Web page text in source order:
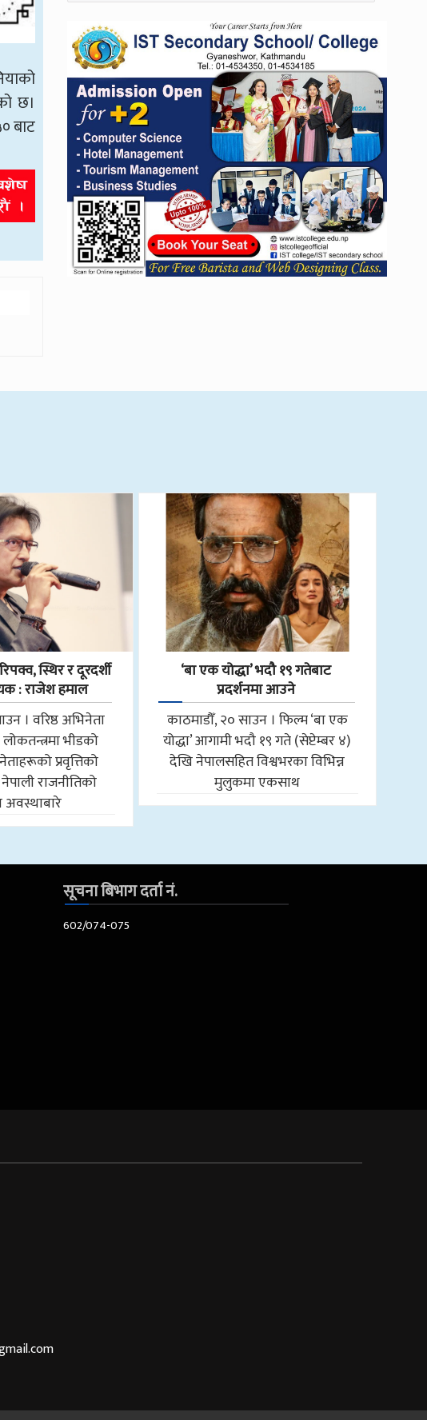
छ।
बाट
स्थिर र दूरदर्शी
: राजेश हमाल
। वरिष्ठ अभिनेता
भीडको
प्रवृत्तिको
राजनीतिको
अवस्थाबारे
‘बा एक योद्धा’ भदौ १९ गतेबाट
प्रदर्शनमा आउने
काठमाडौँ, २० साउन । फिल्म ‘बा एक
योद्धा’ आगामी भदौ १९ गते (सेप्टेम्बर ४)
देखि नेपालसहित विश्वभरका विभिन्न
मुलुकमा एकसाथ
सूचना बिभाग दर्ता नं.
602/074-075